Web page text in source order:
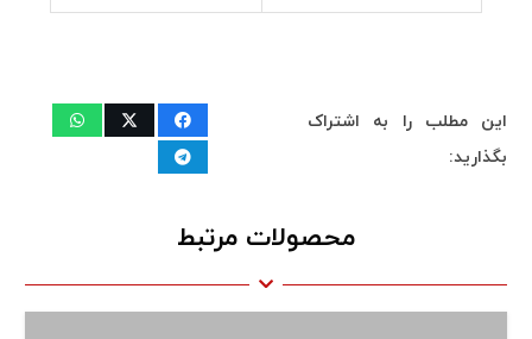
این مطلب را به اشتراک
بگذارید:
محصولات مرتبط